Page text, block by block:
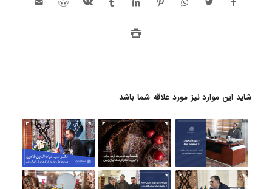
شاید این موارد نیز مورد علاقه شما باشد